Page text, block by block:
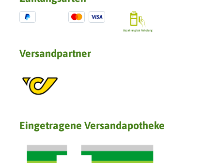
Versandpartner
Eingetragene Versandapotheke